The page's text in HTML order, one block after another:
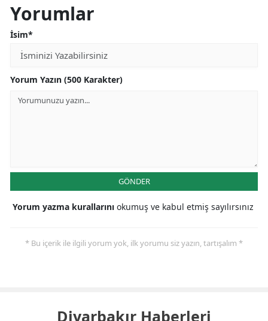
Yorumlar
İsim*
Yorum Yazın (500 Karakter)
GÖNDER
Yorum yazma kurallarını okumuş ve kabul etmiş sayılırsınız
* Bu içerik ile ilgili yorum yok, ilk yorumu siz yazın, tartışalım *
Diyarbakır Haberleri